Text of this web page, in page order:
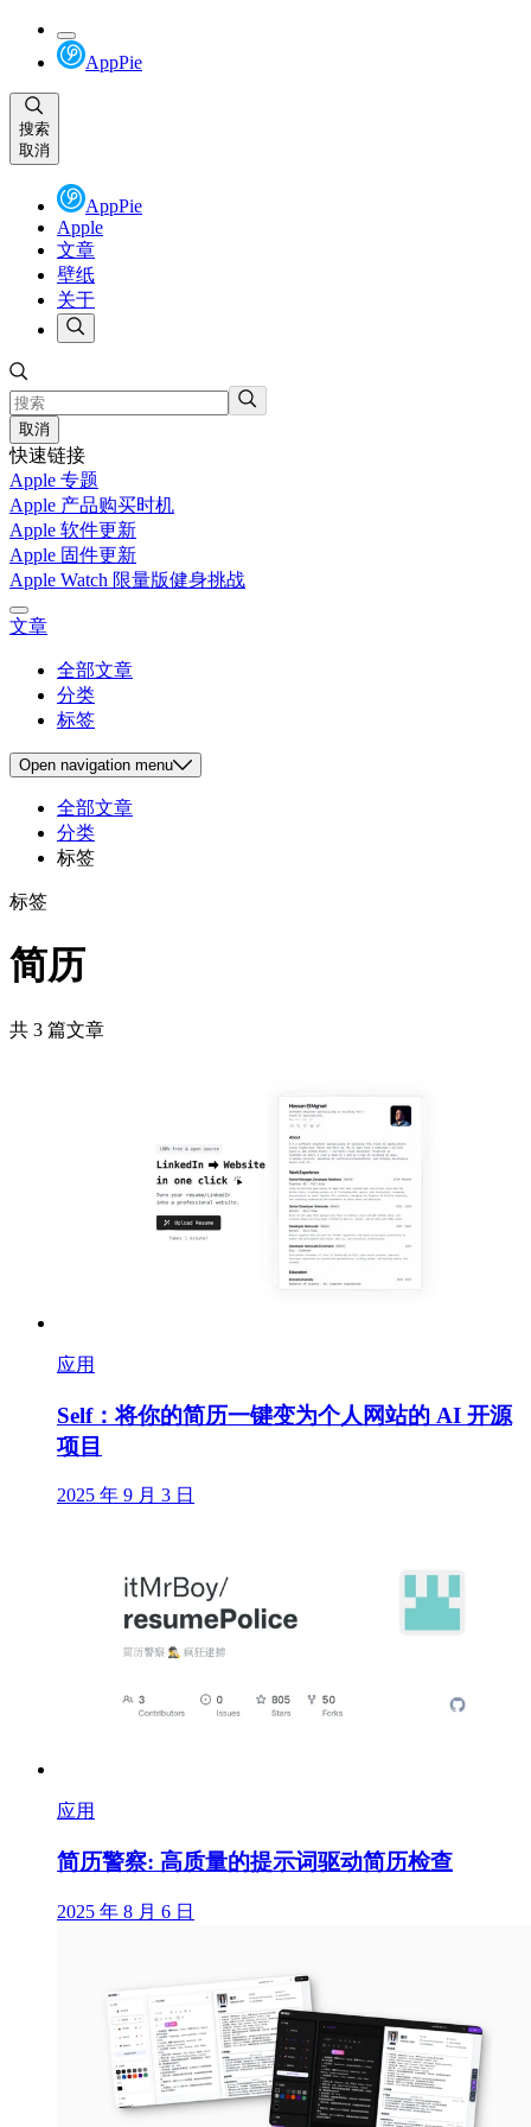
AppPie
搜索
取消
AppPie
Apple
文章
壁纸
关于
取消
快速链接
Apple 专题
Apple 产品购买时机
Apple 软件更新
Apple 固件更新
Apple Watch 限量版健身挑战
文章
全部文章
分类
标签
Open navigation menu
全部文章
分类
标签
标签
简历
共 3 篇文章
应用
Self：将你的简历一键变为个人网站的 AI 开源
项目
2025 年 9 月 3 日
应用
简历警察: 高质量的提示词驱动简历检查
2025 年 8 月 6 日